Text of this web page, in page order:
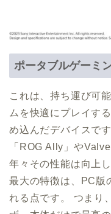
ポータブルゲーミ
これは、持ち運び可
ムを快適にプレイす
め込んだデバイスで
「ROG Ally」や
年々その性能は向上
最大の特徴は、PC版
れる点です。 つまり